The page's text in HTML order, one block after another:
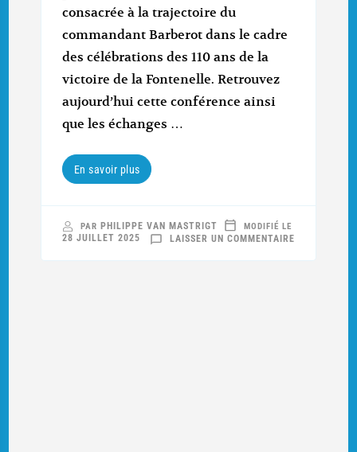
consacrée à la trajectoire du
commandant Barberot dans le cadre
des célébrations des 110 ans de la
victoire de la Fontenelle. Retrouvez
aujourd’hui cette conférence ainsi
que les échanges …
En savoir plus
PAR PHILIPPE VAN MASTRIGT
LAISSER UN COMMENTAIRESUR
MODIFIÉ LE
28 JUILLET 2025